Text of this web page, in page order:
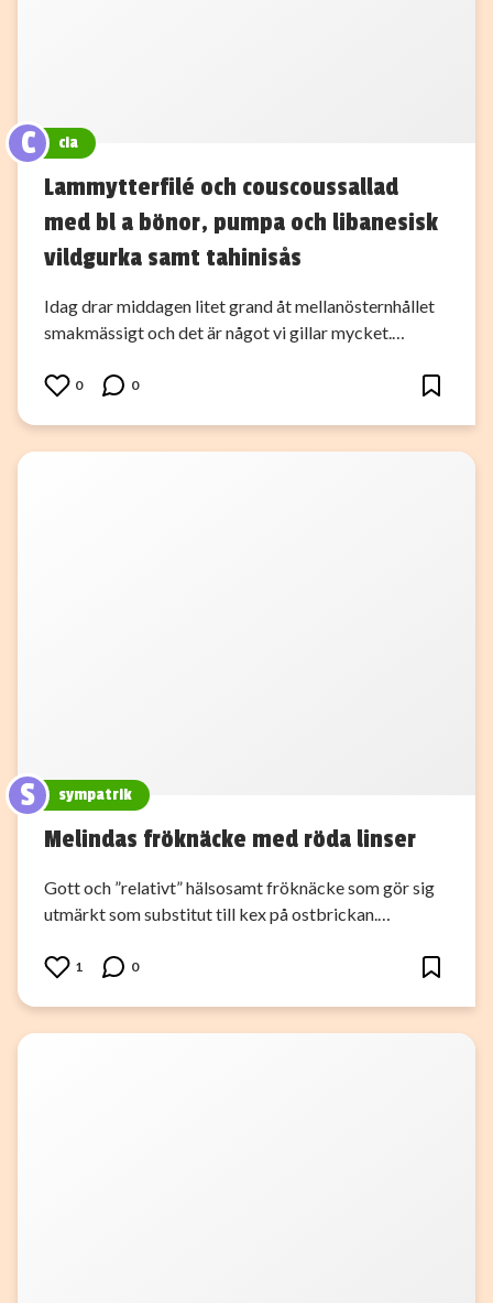
C cia
Lammytterfilé och couscoussallad
med bl a bönor, pumpa och libanesisk
vildgurka samt tahinisås
Idag drar middagen litet grand åt mellanösternhållet
smakmässigt och det är något vi gillar mycket.…
0 0
S sympatrik
Melindas fröknäcke med röda linser
Gott och ”relativt” hälsosamt fröknäcke som gör sig
utmärkt som substitut till kex på ostbrickan.…
1 0